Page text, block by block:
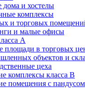
дома и хостелы
комплексы
и торговых
и малые офисы
А
площади в торговых
объектов и
цеха
комплексы класса B
помещения с пандусом